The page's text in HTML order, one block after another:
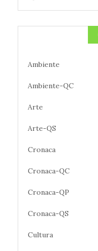
Ambiente
Ambiente-QC
Arte
Arte-QS
Cronaca
Cronaca-QC
Cronaca-QP
Cronaca-QS
Cultura